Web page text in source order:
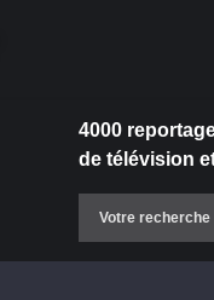
4000
de télévision